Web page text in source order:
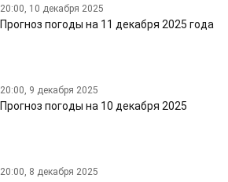
20:00, 10 декабря 2025
Прогноз погоды на 11 декабря 2025 года
20:00, 9 декабря 2025
Прогноз погоды на 10 декабря 2025
20:00, 8 декабря 2025